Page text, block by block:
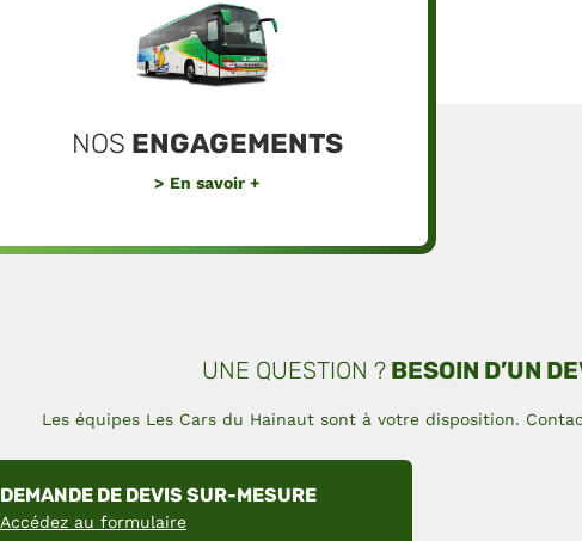
NOS ENGAGEMENTS
En savoir +
UNE QUESTION ? BESOIN D’UN
Les équipes Les Cars du Hainaut sont à votre disposition.
DEMANDE DE DEVIS SUR-MESURE
Accédez au formulaire